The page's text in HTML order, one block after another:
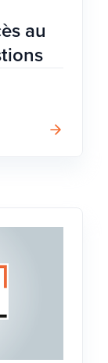
au